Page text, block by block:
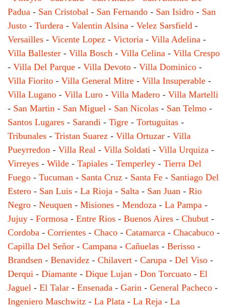
Padua - San Cristobal - San Fernando - San Isidro - San
Justo - Turdera - Valentin Alsina - Velez Sarsfield -
Versailles - Vicente Lopez - Victoria - Villa Adelina -
Villa Ballester - Villa Bosch - Villa Celina - Villa Crespo
- Villa Del Parque - Villa Devoto - Villa Dominico -
Villa Fiorito - Villa General Mitre - Villa Insuperable -
Villa Lugano - Villa Luro - Villa Madero - Villa Martelli
- San Martin - San Miguel - San Nicolas - San Telmo -
Santos Lugares - Sarandi - Tigre - Tortuguitas -
Tribunales - Tristan Suarez - Villa Ortuzar - Villa
Pueyrredon - Villa Real - Villa Soldati - Villa Urquiza -
Virreyes - Wilde - Tapiales - Temperley - Tierra Del
Fuego - Tucuman - Santa Cruz - Santa Fe - Santiago Del
Estero - San Luis - La Rioja - Salta - San Juan - Rio
Negro - Neuquen - Misiones - Mendoza - La Pampa -
Jujuy - Formosa - Entre Rios - Buenos Aires - Chubut -
Cordoba - Corrientes - Chaco - Catamarca - Chacabuco -
Capilla Del Señor - Campana - Cañuelas - Berisso -
Brandsen - Benavidez - Chilavert - Carupa - Del Viso -
Derqui - Diamante - Dique Lujan - Don Torcuato - El
Jaguel - El Talar - Ensenada - Garin - General Pacheco -
Ingeniero Maschwitz - La Plata - La Reja - La